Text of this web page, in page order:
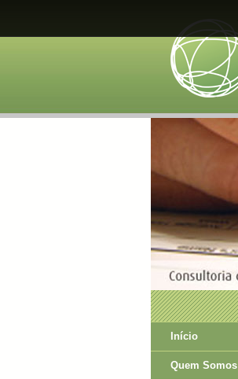
Início
Quem Somos